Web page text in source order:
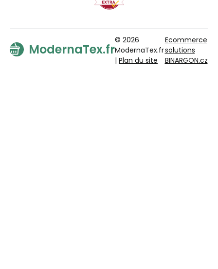
ModernaTex.fr
© 2026
ModernaTex.fr
| Plan du site
Ecommerce
solutions
BINARGON.cz